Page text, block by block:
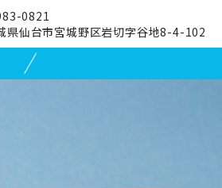
0821
県仙台市宮城野区岩切字谷地8-4-102